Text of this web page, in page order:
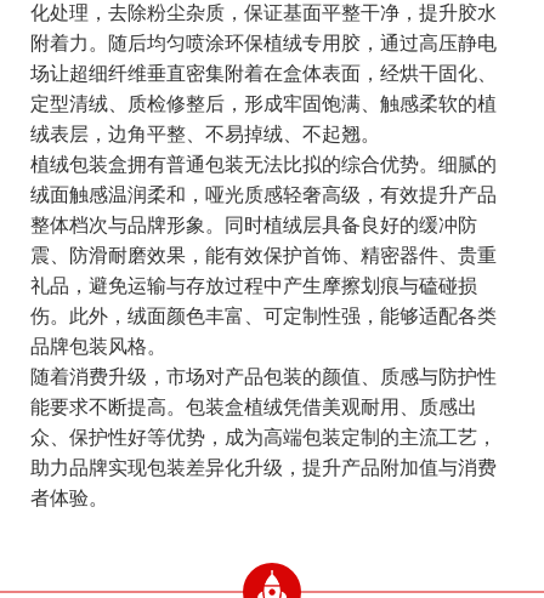
化处理，去除粉尘杂质，保证基面平整干净，提升胶水
附着力。随后均匀喷涂环保植绒专用胶，通过高压静电
场让超细纤维垂直密集附着在盒体表面，经烘干固化、
定型清绒、质检修整后，形成牢固饱满、触感柔软的植
绒表层，边角平整、不易掉绒、不起翘。
植绒包装盒拥有普通包装无法比拟的综合优势。细腻的
绒面触感温润柔和，哑光质感轻奢高级，有效提升产品
整体档次与品牌形象。同时植绒层具备良好的缓冲防
震、防滑耐磨效果，能有效保护首饰、精密器件、贵重
礼品，避免运输与存放过程中产生摩擦划痕与磕碰损
伤。此外，绒面颜色丰富、可定制性强，能够适配各类
品牌包装风格。
随着消费升级，市场对产品包装的颜值、质感与防护性
能要求不断提高。包装盒植绒凭借美观耐用、质感出
众、保护性好等优势，成为高端包装定制的主流工艺，
助力品牌实现包装差异化升级，提升产品附加值与消费
者体验。